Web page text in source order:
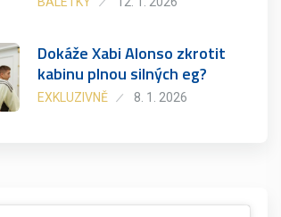
Dokáže Xabi Alonso zkrotit
kabinu plnou silných eg?
EXKLUZIVNĚ 8. 1. 2026